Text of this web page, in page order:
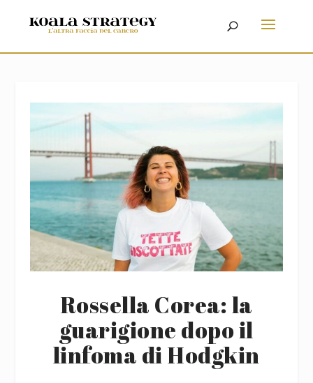
Rossella Corea: la
guarigione dopo il
linfoma di Hodgkin